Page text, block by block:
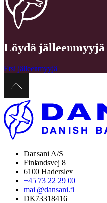
Löydä jälleenmyyjä
Etsi jälleenmyyjä
Dansani A/S
Finlandsvej 8
6100 Haderslev
+45 73 22 29 00
mail@dansani.fi
DK73318416